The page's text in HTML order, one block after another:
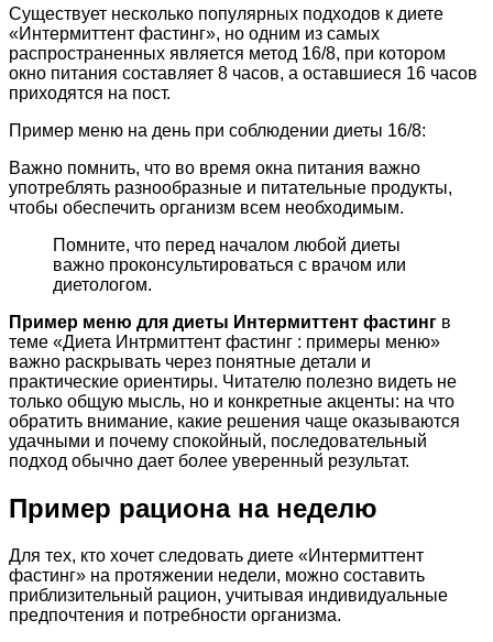
Существует несколько популярных подходов к диете
«Интермиттент фастинг», но одним из самых
распространенных является метод 16/8, при котором
окно питания составляет 8 часов, а оставшиеся 16 часов
приходятся на пост.
Пример меню на день при соблюдении диеты 16/8:
Важно помнить, что во время окна питания важно
употреблять разнообразные и питательные продукты,
чтобы обеспечить организм всем необходимым.
Помните, что перед началом любой диеты
важно проконсультироваться с врачом или
диетологом.
Пример меню для диеты Интермиттент фастинг в
теме «Диета Интрмиттент фастинг : примеры меню»
важно раскрывать через понятные детали и
практические ориентиры. Читателю полезно видеть не
только общую мысль, но и конкретные акценты: на что
обратить внимание, какие решения чаще оказываются
удачными и почему спокойный, последовательный
подход обычно дает более уверенный результат.
Пример рациона на неделю
Для тех, кто хочет следовать диете «Интермиттент
фастинг» на протяжении недели, можно составить
приблизительный рацион, учитывая индивидуальные
предпочтения и потребности организма.